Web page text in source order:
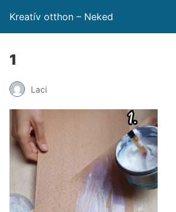
Kreatív otthon – Neked
1
Laci